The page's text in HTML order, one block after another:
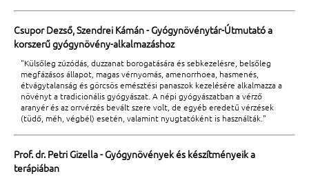
Csupor Dezső, Szendrei Kámán - Gyógynövénytár-Útmutató a
korszerű gyógynövény-alkalmazáshoz
"Külsőleg zúzódás, duzzanat borogatására és sebkezelésre, belsőleg
megfázásos állapot, magas vérnyomás, amenorrhoea, hasmenés,
étvágytalanság és görcsös emésztési panaszok kezelésére alkalmazza a
növényt a tradicionális gyógyászat. A népi gyógyászatban a vérző
aranyér és az orrvérzés bevált szere volt, de egyéb eredetű vérzések
(tüdő, méh, végbél) esetén, valamint nyugtatóként is használták."
Prof. dr. Petri Gizella - Gyógynövények és készítményeik a
terápiában